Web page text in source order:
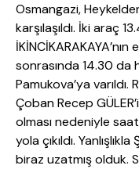
Osmangazi,
karşılaşıldı. İki araç
sonrasında 14.30 da
Pamukova’ya
Çoban Recep
olması nedeniyle
yola çıkıldı.
biraz uzatmış olduk.